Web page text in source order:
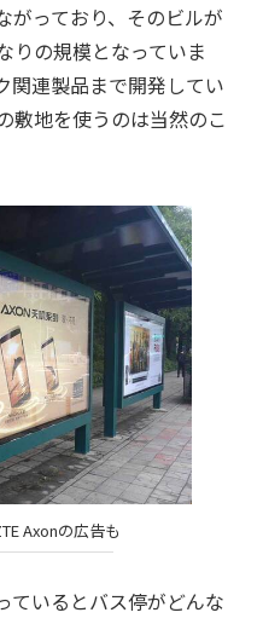
がっており、そのビルが
りの規模となっていま
関連製品まで開発してい
敷地を使うのは当然のこ
Axonの広告も
ているとバス停がどんな